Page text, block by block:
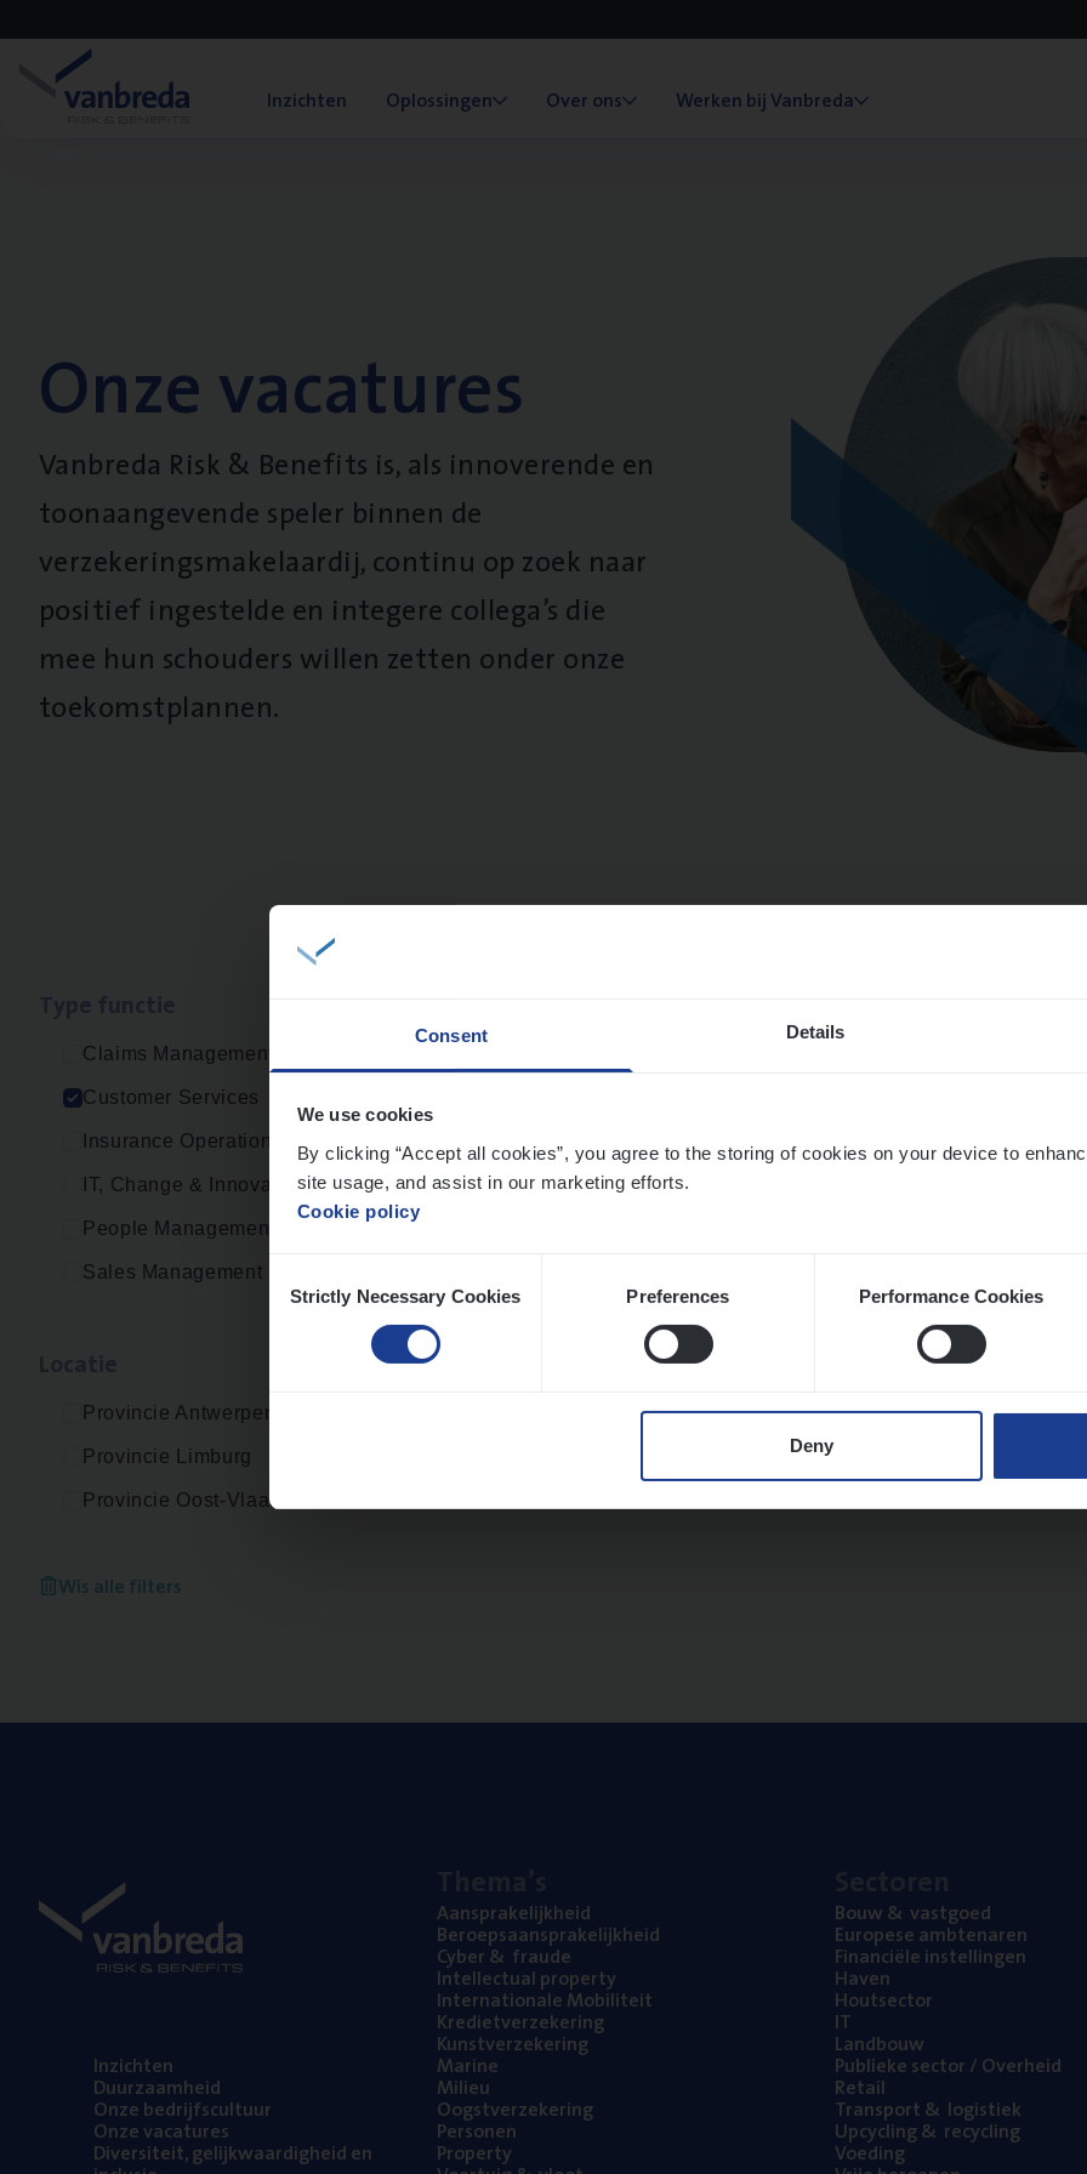
Consent Details
We use cookies
By clicking “Accept all cookies”, you agree to the storing of cookies on your device to
site usage, and assist in our marketing efforts.
Cookie policy
Selection
Strictly Necessary Cookies Preferences Performance Cookies
Deny
Inzichten Oplossingen Over ons Werken bij Vanbreda
Onze vacatures
Vanbreda Risk & Benefits is, als innoverende en
toonaangevende speler binnen de
verzekeringsmakelaardij, continu op zoek naar
positief ingestelde en integere collega’s die
mee hun schouders willen zetten onder onze
toekomstplannen.
Claims Management
Customer Services
Insurance Operations
IT, Change & Innovation
People Management
Sales Management
Provincie Antwerpen
Provincie Limburg
Provincie Oost-Vlaanderen
Wis alle filters
Cus­to­mer Care Expert
Antwerpen
Inzich­ten
Duur­zaam­heid
Onze bedrijfs­cul­tuur
Onze vaca­tu­res
Diver­si­teit, gelijk­waar­dig­heid en
Aan­spra­ke­lijk­heid
Beroeps­aan­spra­ke­lijk­heid
Cyber& fraude
Intel­lec­tu­al property
Inter­na­ti­o­na­le Mobiliteit
Kre­diet­ver­ze­ke­ring
Kunst­ver­ze­ke­ring
Mari­ne
Mili­eu
Oogst­ver­ze­ke­ring
Per­so­nen
Pro­per­ty
Bouw& vastgoed
Euro­pe­se ambtenaren
Finan­ci­ë­le instellingen
Haven
Hout­sec­tor
IT
Land­bouw
Publie­ke sec­tor / Overheid
Retail
Trans­port& logistiek
Upcy­cling& recycling
Voe­ding